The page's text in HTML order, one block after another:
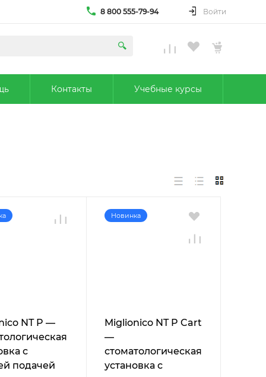
8 800 555-79-94 Войти
Контакты Учебные курсы
NT P —
с
подачей
Новинка
Miglionico NT P Cart
—
стоматологическая
установка с